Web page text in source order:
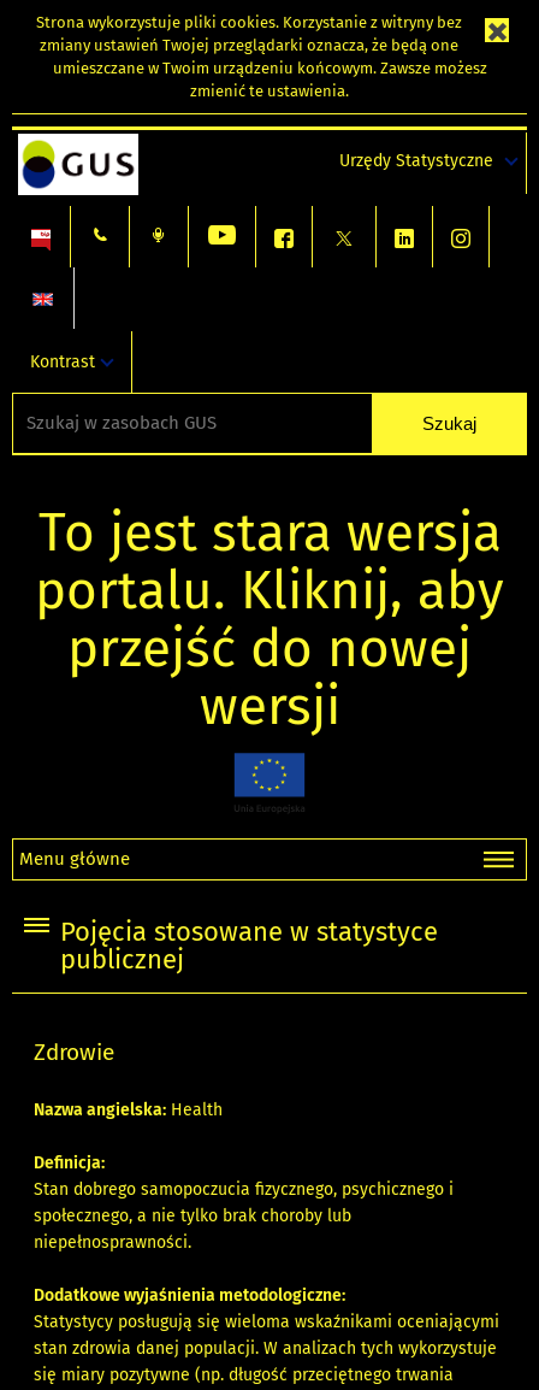
Strona wykorzystuje pliki cookies. Korzystanie z witryny bez
zmiany ustawień Twojej przeglądarki oznacza, że będą one
umieszczane w Twoim urządzeniu końcowym. Zawsze możesz
zmienić te ustawienia.
Urzędy Statystyczne
Kontrast
To jest stara wersja
portalu. Kliknij, aby
przejść do nowej
wersji
Menu główne
Pojęcia stosowane w statystyce
publicznej
Zdrowie
Nazwa angielska: Health
Definicja:
Stan dobrego samopoczucia fizycznego, psychicznego i
społecznego, a nie tylko brak choroby lub
niepełnosprawności.
Dodatkowe wyjaśnienia metodologiczne:
Statystycy posługują się wieloma wskaźnikami oceniającymi
stan zdrowia danej populacji. W analizach tych wykorzystuje
się miary pozytywne (np. długość przeciętnego trwania